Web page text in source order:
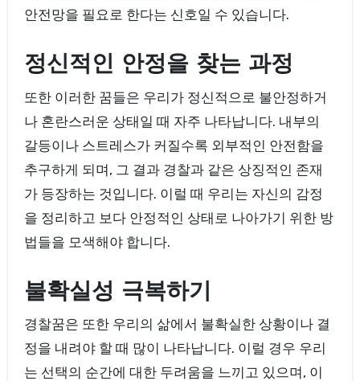
안전망을 필요로 한다는 신호일 수 있습니다.
정신적인 안정을 찾는 과정
또한 이러한 꿈들은 우리가 정신적으로 불안정하거
나 혼란스러운 상태일 때 자주 나타납니다. 내부의
갈등이나 스트레스가 커질수록 외부적인 안전함을
추구하게 되며, 그 결과 경찰과 같은 상징적인 존재
가 등장하는 것입니다. 이럴 때 우리는 자신의 감정
을 정리하고 보다 안정적인 상태로 나아가기 위한 방
법들을 모색해야 합니다.
불확실성 극복하기
경찰꿈은 또한 우리의 삶에서 불확실한 상황이나 결
정을 내려야 할 때 많이 나타납니다. 이럴 경우 우리
는 선택의 순간에 대한 두려움을 느끼고 있으며, 이